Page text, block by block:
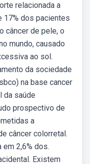
relacionada a
17% dos pacientes
câncer de pele, o
mundo, causado
ao sol.
da sociedade
na base cancer
da saúde
prospectivo de
a
câncer colorretal.
2,6% dos.
Existem